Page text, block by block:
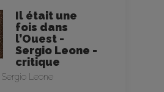
Il était une
fois dans
l’Ouest -
Sergio Leone -
critique
Sergio Leone